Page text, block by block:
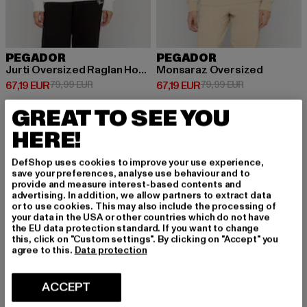
PEGADOR
Jurti Oversized Raglan Hoodie
67,19 EUR
Prix courant: 67,19 EUR
79,99 EURPrix en promotion: 79,99 EUR
PEGADOR
Monsaraz Oversized
67,19 EUR
Prix courant: 67,19 EUR
79,99 EURPrix en
-16%
GREAT TO SEE YOU
HERE!
DefShop uses cookies to improve your use experience,
save your preferences, analyse use behaviour and to
provide and measure interest-based contents and
advertising. In addition, we allow partners to extract data
or to use cookies. This may also include the processing of
your data in the USA or other countries which do not have
the EU data protection standard. If you want to change
this, click on "Custom settings". By clicking on "Accept" you
agree to this. Data protection
ACCEPT